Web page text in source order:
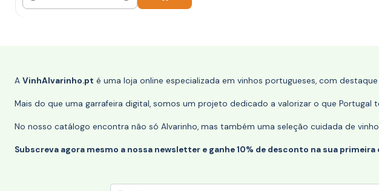
Quantidade
A VinhAlvarinho.pt é uma loja online especializada em vinhos portugueses, com
Mais do que uma garrafeira digital, somos um projeto dedicado a valorizar o que
No nosso catálogo encontra não só Alvarinho, mas também uma seleção cuidada de
Subscreva agora mesmo a nossa newsletter e ganhe 10% de desconto na sua primeira